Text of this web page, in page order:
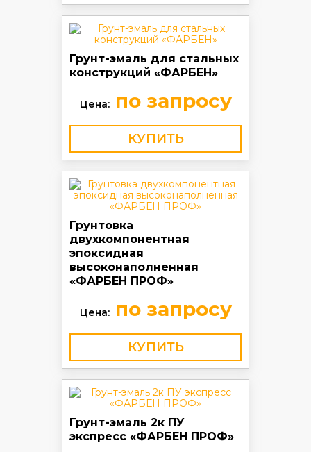
Грунт-эмаль для стальных
конструкций «ФАРБЕН»
Цена:по запросу
КУПИТЬ
Грунтовка
двухкомпонентная
эпоксидная
высоконаполненная
«ФАРБЕН ПРОФ»
Цена:по запросу
КУПИТЬ
Грунт-эмаль 2к ПУ
экспресс «ФАРБЕН ПРОФ»